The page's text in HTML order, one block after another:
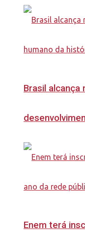
Brasil alcança
Enem terá